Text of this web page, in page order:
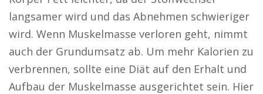
langsamer wird und das Abnehmen schwieriger
wird. Wenn Muskelmasse verloren geht, nimmt
auch der Grundumsatz ab. Um mehr Kalorien zu
verbrennen, sollte eine Diät auf den Erhalt und
Aufbau der Muskelmasse ausgerichtet sein. Hier